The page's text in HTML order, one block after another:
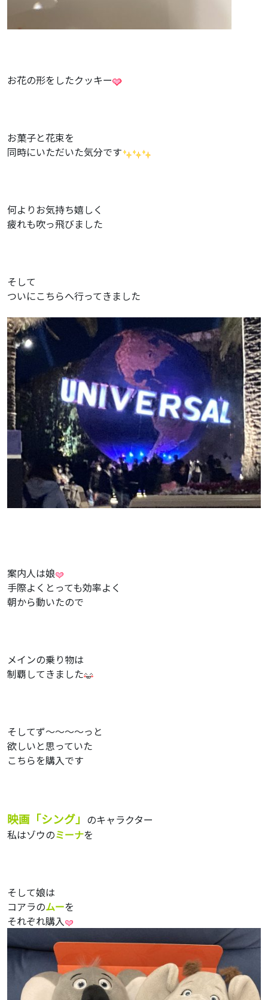
お花の形をしたクッキー
お菓子と花束を
同時にいただいた気分です
何よりお気持ち嬉しく
疲れも吹っ飛びました
そして
ついにこちらへ行ってきました
案内人は娘
手際よくとっても効率よく
朝から動いたので
メインの乗り物は
制覇してきました
そしてず〜〜〜〜っと
欲しいと思っていた
こちらを購入です
映画「シング」 のキャラクター
私はゾウのミーナを
そして娘は
コアラのムーを
それぞれ購入